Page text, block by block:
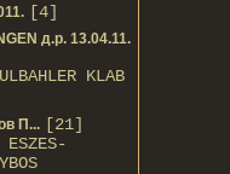
[4]
д.р. 13.04.11.
KLAB
П... [21]